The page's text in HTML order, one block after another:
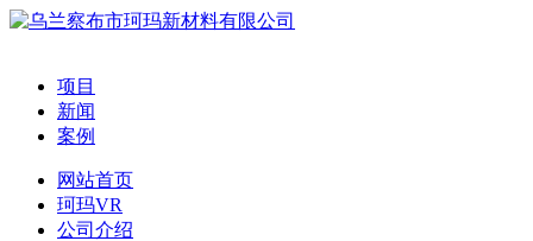
项目
新闻
案例
网站首页
珂玛VR
公司介绍